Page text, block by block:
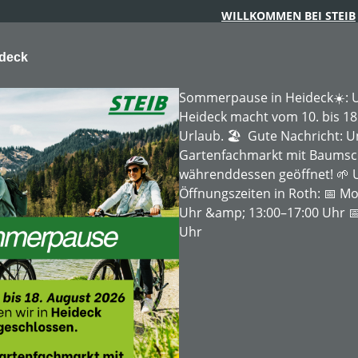
WILLKOMMEN BEI STEIB
FORSTTECHNIK BAUMSCHULE
Sommerpause in Heideck☀️:
Heideck macht vom 10. bis
Urlaub. 🏖️ Gute Nachricht:
Gartenfachmarkt mit
währenddessen geöffnet! 🌱
Öffnungszeiten in Roth: 📅
Uhr &amp; 13:00–17:00 Uhr
Uhr